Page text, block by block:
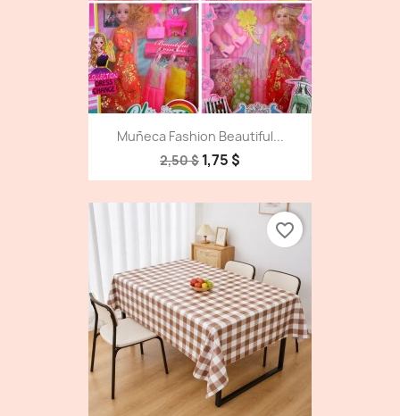
Muñeca Fashion Beautiful...
2,50 $ 1,75 $
favorite_border